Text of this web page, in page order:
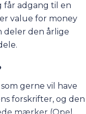
får adgang til en
value for money
deler den årlige
gerne vil have
forskrifter, og den